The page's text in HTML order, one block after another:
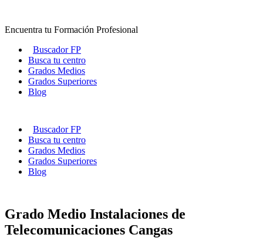
contenido
Encuentra tu Formación Profesional
Buscador FP
Busca tu centro
Grados Medios
Grados Superiores
Blog
Buscador FP
Busca tu centro
Grados Medios
Grados Superiores
Blog
Grado Medio Instalaciones de
Telecomunicaciones Cangas